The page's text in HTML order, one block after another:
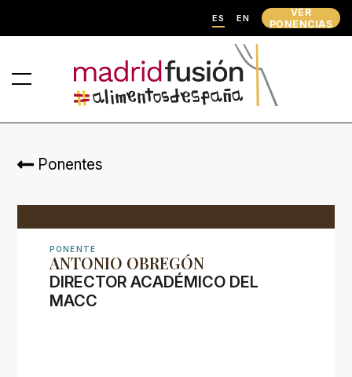
ES EN
VER
PONENCIAS
Ponentes
PONENTE
ANTONIO OBREGÓN
DIRECTOR ACADÉMICO DEL
MACC